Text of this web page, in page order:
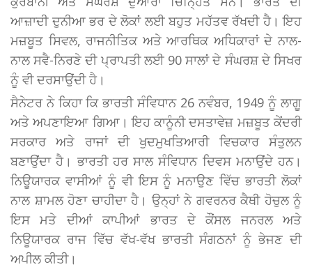
ਆਜ਼ਾਦੀ ਦੁਨੀਆ ਭਰ ਦੇ ਲੋਕਾਂ ਲਈ ਬਹੁਤ ਮਹੱਤਵ ਰੱਖਦੀ ਹੈ। ਇਹ
ਮਜ਼ਬੂਤ ਸਿਵਲ, ਰਾਜਨੀਤਿਕ ਅਤੇ ਆਰਥਿਕ ਅਧਿਕਾਰਾਂ ਦੇ ਨਾਲ-
ਨਾਲ ਸਵੈ-ਨਿਰਣੇ ਦੀ ਪ੍ਰਾਪਤੀ ਲਈ 90 ਸਾਲਾਂ ਦੇ ਸੰਘਰਸ਼ ਦੇ ਸਿਖਰ
ਨੂੰ ਵੀ ਦਰਸਾਉਂਦੀ ਹੈ।
ਸੈਨੇਟਰ ਨੇ ਕਿਹਾ ਕਿ ਭਾਰਤੀ ਸੰਵਿਧਾਨ 26 ਨਵੰਬਰ, 1949 ਨੂੰ ਲਾਗੂ
ਅਤੇ ਅਪਣਾਇਆ ਗਿਆ। ਇਹ ਕਾਨੂੰਨੀ ਦਸਤਾਵੇਜ਼ ਮਜ਼ਬੂਤ ਕੇਂਦਰੀ
ਸਰਕਾਰ ਅਤੇ ਰਾਜਾਂ ਦੀ ਖੁਦਮੁਖਤਿਆਰੀ ਵਿਚਕਾਰ ਸੰਤੁਲਨ
ਬਣਾਉਂਦਾ ਹੈ। ਭਾਰਤੀ ਹਰ ਸਾਲ ਸੰਵਿਧਾਨ ਦਿਵਸ ਮਨਾਉਂਦੇ ਹਨ।
ਨਿਊਯਾਰਕ ਵਾਸੀਆਂ ਨੂੰ ਵੀ ਇਸ ਨੂੰ ਮਨਾਉਣ ਵਿੱਚ ਭਾਰਤੀ ਲੋਕਾਂ
ਨਾਲ ਸ਼ਾਮਲ ਹੋਣਾ ਚਾਹੀਦਾ ਹੈ। ਉਨ੍ਹਾਂ ਨੇ ਗਵਰਨਰ ਕੈਥੀ ਹੋਚੁਲ ਨੂੰ
ਇਸ ਮਤੇ ਦੀਆਂ ਕਾਪੀਆਂ ਭਾਰਤ ਦੇ ਕੌਂਸਲ ਜਨਰਲ ਅਤੇ
ਨਿਊਯਾਰਕ ਰਾਜ ਵਿੱਚ ਵੱਖ-ਵੱਖ ਭਾਰਤੀ ਸੰਗਠਨਾਂ ਨੂੰ ਭੇਜਣ ਦੀ
ਅਪੀਲ ਕੀਤੀ।